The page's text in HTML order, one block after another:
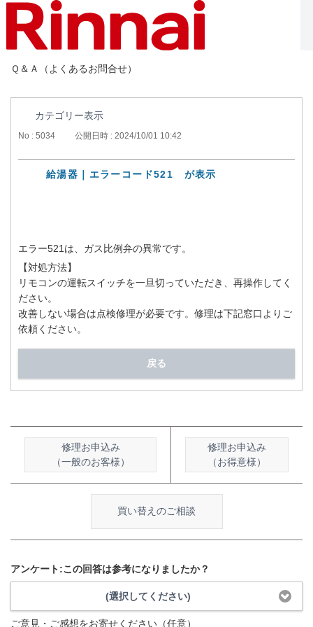
Ｑ＆Ａ（よくあるお問合せ）
カテゴリー表示
No : 5034 公開日時 : 2024/10/01 10:42
給湯器｜エラーコード521 が表示
エラー521は、ガス比例弁の異常です。
【対処方法】
リモコンの運転スイッチを一旦切っていただき、再操作してく
ださい。
改善しない場合は点検修理が必要です。修理は下記窓口よりご
依頼ください。
戻る
修理お申込み
（一般のお客様）
修理お申込み
（お得意様）
買い替えのご相談
アンケート:この回答は参考になりましたか？
(選択してください)
ご意見・ご感想をお寄せください（任意）